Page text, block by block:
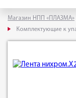
Магазин НПП «ПЛАЗМА»
Комплектующие к